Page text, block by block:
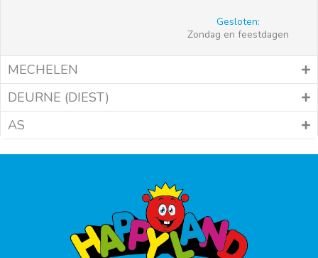
Gesloten:
Zondag en feestdagen
MECHELEN
DEURNE (DIEST)
AS